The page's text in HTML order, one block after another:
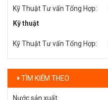
Kỹ Thuật Tư vấn Tổng Hợp:
Kỹ thuật
Kỹ Thuật Tư vấn Tổng Hợp:
TÌM KIẾM THEO
Nước sản xuất